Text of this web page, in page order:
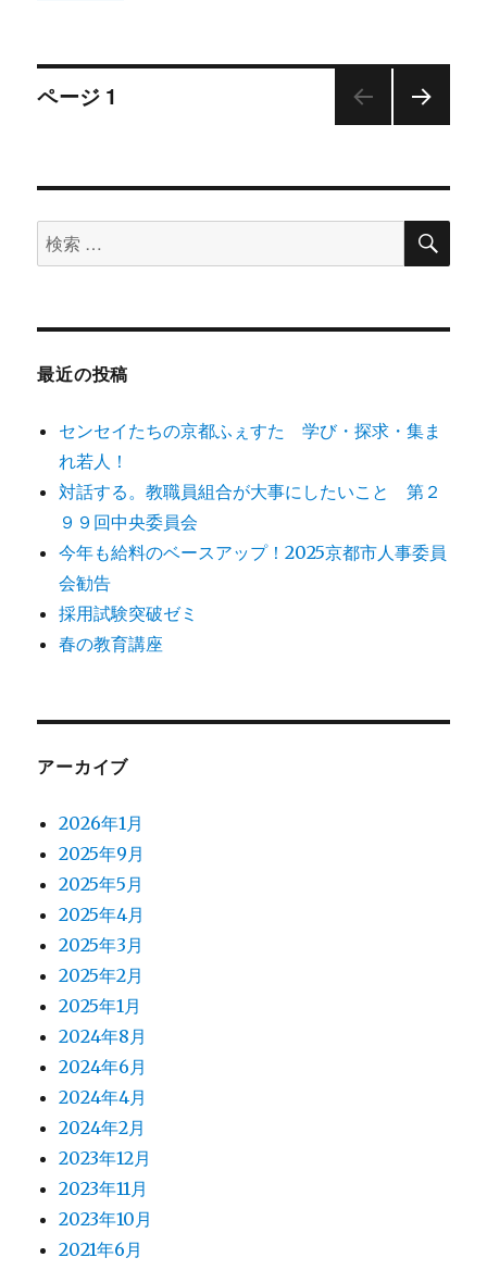
投
ナ
ビ
ー
シ
ョ
ン
ページ 1
検
索
象:
検
最近の投稿
センセイたちの京都ふぇすた 学び・探求・集ま
れ若人！
対話する。教職員組合が大事にしたいこと 第２
９９回中央委員会
今年も給料のベースアップ！2025京都市人事委員
会勧告
採用試験突破ゼミ
春の教育講座
アーカイブ
2026年1月
2025年9月
2025年5月
2025年4月
2025年3月
2025年2月
2025年1月
2024年8月
2024年6月
2024年4月
2024年2月
2023年12月
2023年11月
2023年10月
2021年6月